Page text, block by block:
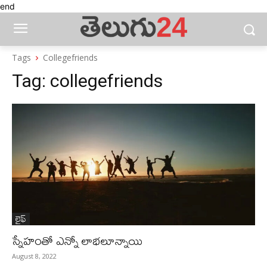
end
Tags Collegefriends
Tag: collegefriends
లైఫ్‌
స్నేహంతో ఎన్నో లాభలూన్నాయి
August 8, 2022